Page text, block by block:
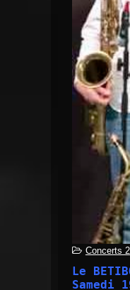
Concerts